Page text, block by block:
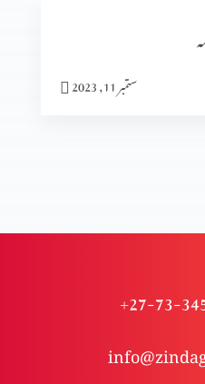
ستمبر 11, 2023
+27-73-